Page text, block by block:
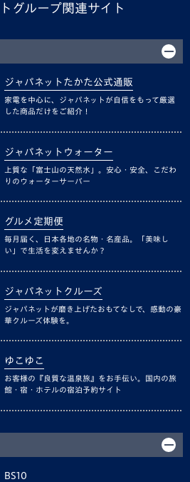
グループ関連サイト
ジャパネットたかた公式通販
家電を中心に、ジャパネットが自信をもって厳選
した商品だけをご紹介！
ジャパネットウォーター
上質な「富士山の天然水」。安心・安全、こだわ
りのウォーターサーバー
グルメ定期便
毎月届く、日本各地の名物・名産品。「美味し
い」で生活を変えませんか？
ジャパネットクルーズ
ジャパネットが磨き上げたおもてなしで、感動の豪
華クルーズ体験を。
ゆこゆこ
お客様の『良質な温泉旅』をお手伝い。国内の旅
館・宿・ホテルの宿泊予約サイト
BS10